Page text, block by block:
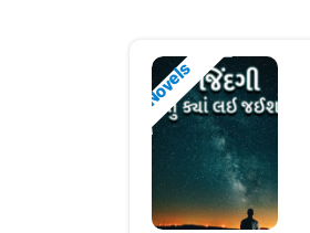
Novels